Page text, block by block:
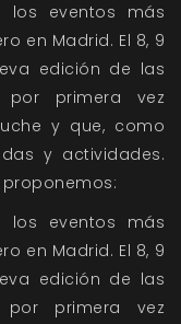
eventos más
en Madrid. El 8, 9
edición de las
por primera vez
y que, como
y actividades.
eventos más
en Madrid. El 8, 9
edición de las
primera vez